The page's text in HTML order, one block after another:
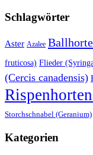
Schlagwörter
Aster Azalee
fruticosa) Flieder
(Cercis canadensis)
Storchschnabel (Geranium)
Kategorien